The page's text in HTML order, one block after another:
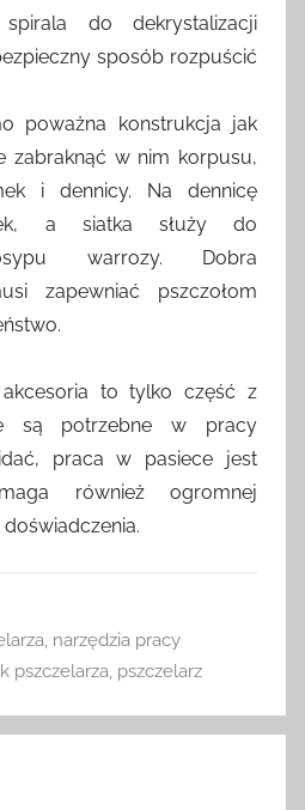
do dekrystalizacji
sposób rozpuścić
poważna konstrukcja jak
zabraknąć w nim korpusu,
i dennicy. Na dennicę
a siatka służy do
warrozy. Dobra
zapewniać pszczołom
to tylko część z
są potrzebne w pracy
praca w pasiece jest
również ogromnej
, narzędzia pracy
pszczelarza, pszczelarz